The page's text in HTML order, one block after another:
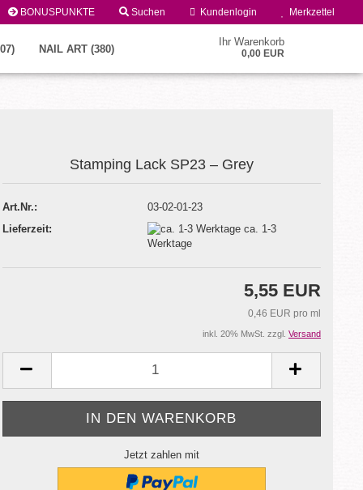
BONUSPUNKTE Suchen Kundenlogin
Konto erstellen
Merkzettel
Ihr Warenkorb
0,00 EUR
NAIL ART (380)
Stamping Lack SP23 – Grey
Art.Nr.:
03-02-01-23
Lieferzeit:
ca. 1-3
Werktage
5,55 EUR
0,46 EUR pro ml
inkl. 20% MwSt. zzgl. Versand
Jetzt zahlen mit